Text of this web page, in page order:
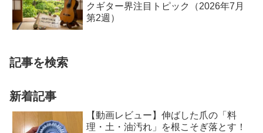
クギター界注目トピック（2026年7月
第2週）
記事を検索
新着記事
【動画レビュー】伸ばした爪の「料
理・土・油汚れ」を根こそぎ落とす！